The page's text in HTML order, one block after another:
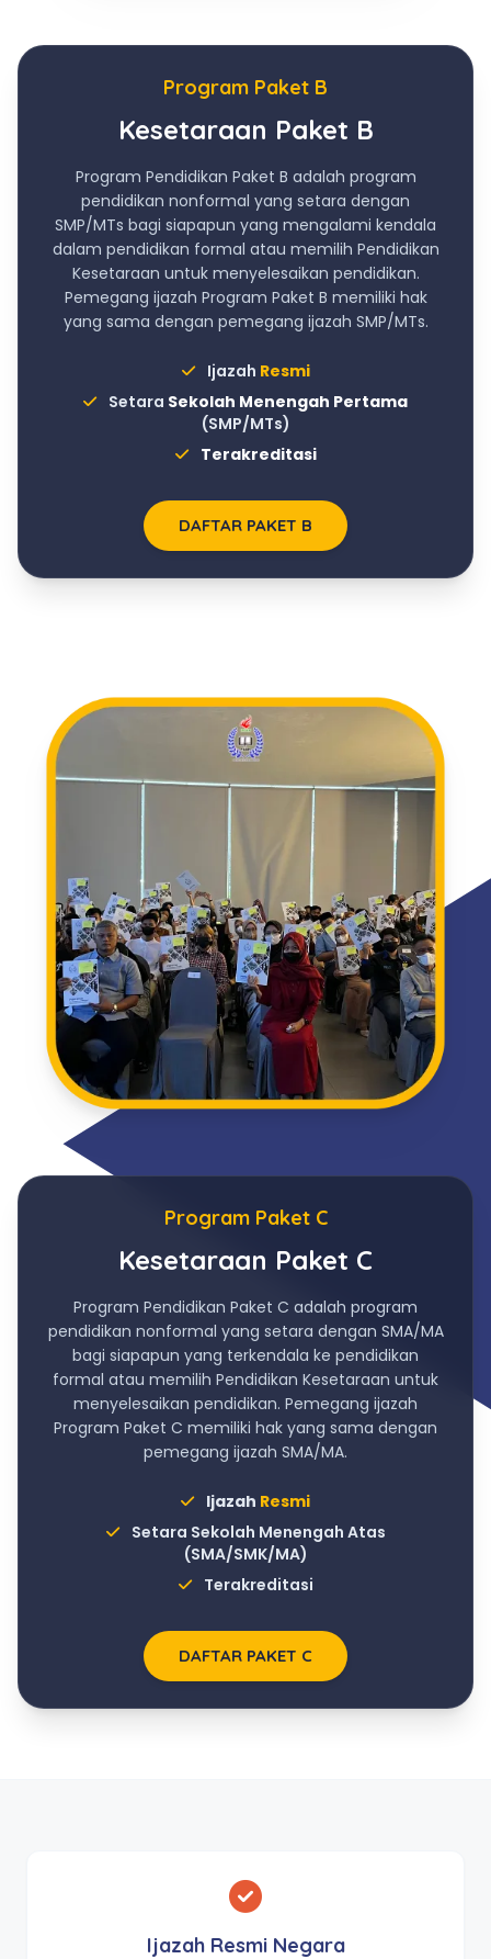
Program Paket B
Kesetaraan Paket B
Program Pendidikan Paket B adalah program
pendidikan nonformal yang setara dengan
SMP/MTs bagi siapapun yang mengalami kendala
dalam pendidikan formal atau memilih Pendidikan
Kesetaraan untuk menyelesaikan pendidikan.
Pemegang ijazah Program Paket B memiliki hak
yang sama dengan pemegang ijazah SMP/MTs.
Ijazah Resmi
Setara Sekolah Menengah Pertama
(SMP/MTs)
Terakreditasi
DAFTAR PAKET B
Program Paket C
Kesetaraan Paket C
Program Pendidikan Paket C adalah program
pendidikan nonformal yang setara dengan SMA/MA
bagi siapapun yang terkendala ke pendidikan
formal atau memilih Pendidikan Kesetaraan untuk
menyelesaikan pendidikan. Pemegang ijazah
Program Paket C memiliki hak yang sama dengan
pemegang ijazah SMA/MA.
Ijazah Resmi
Setara Sekolah Menengah Atas
(SMA/SMK/MA)
Terakreditasi
DAFTAR PAKET C
Ijazah Resmi Negara